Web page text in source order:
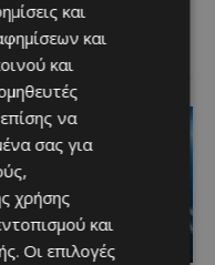
το πρωί της
6 Αυγούστου...
και
και
και
να
σας για
χρήσης
και
Οι επιλογές